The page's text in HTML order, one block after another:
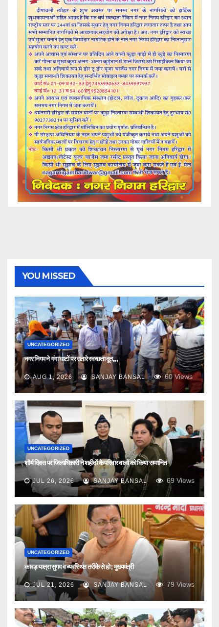
YOU MISSED
UNCATEGORIZED
नगर निगम ने गंगा घाटों पर उतारे स्वच्छता दूत,,,,
AUG 1, 2026 SANJAY BANSAL 60Views
UNCATEGORIZED
शौर्य दिवस पर जिलाधिकारी ने शहीदों के परिवार वालों को किया सम्मानित
JUL 26, 2026 SANJAY BANSAL 69 Views
UNCATEGORIZED
कावड़ यात्रा सुगम व व्यवस्थित तरीके से हो ; मुख्यमंत्री
JUL 21, 2026 SANJAY BANSAL 79 Views